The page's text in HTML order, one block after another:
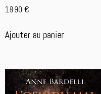
18.90 €
Ajouter au panier